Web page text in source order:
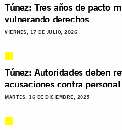
Túnez: Tres años de pacto
vulnerando derechos
VIERNES, 17 DE JULIO, 2026
Túnez: Autoridades deben
acusaciones contra
MARTES, 16 DE DICIEMBRE, 2025